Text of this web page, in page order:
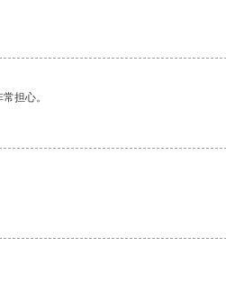
担心。